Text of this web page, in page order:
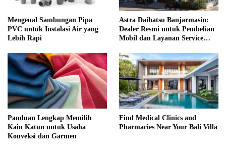
Mengenal Sambungan Pipa
PVC untuk Instalasi Air yang
Lebih Rapi
Astra Daihatsu Banjarmasin:
Dealer Resmi untuk Pembelian
Mobil dan Layanan Service
Panduan Lengkap Memilih
Kain Katun untuk Usaha
Konveksi dan Garmen
Find Medical Clinics and
Pharmacies Near Your Bali Villa